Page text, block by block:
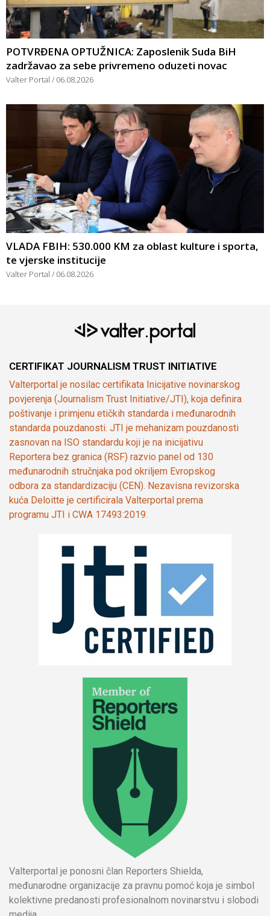
POTVRĐENA OPTUŽNICA: Zaposlenik Suda BiH
zadržavao za sebe privremeno oduzeti novac
Valter Portal 06.08.2026
VLADA FBIH: 530.000 KM za oblast kulture i sporta,
te vjerske institucije
Valter Portal 06.08.2026
CERTIFIKAT JOURNALISM TRUST INITIATIVE
Valterportal je nosilac certifikata Inicijative novinarskog
povjerenja (Journalism Trust Initiative/JTI), koja definira
poštivanje i primjenu etičkih standarda i međunarodnih
standarda pouzdanosti. JTI je mehanizam pouzdanosti
zasnovan na ISO standardu koji je na inicijativu
Reportera bez granica (RSF) razvio panel od 130
međunarodnih stručnjaka pod okriljem Evropskog
odbora za standardizaciju (CEN). Nezavisna revizorska
kuća Deloitte je certificirala Valterportal prema
programu JTI i CWA 17493:2019.
Valterportal je ponosni član Reporters Shielda,
međunarodne organizacije za pravnu pomoć koja je simbol
kolektivne predanosti profesionalnom novinarstvu i slobodi